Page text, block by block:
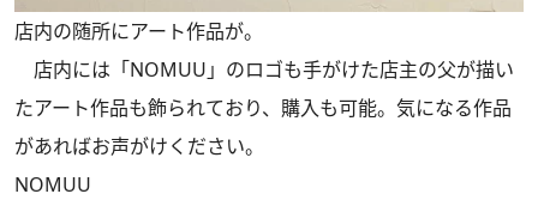
店内の随所にアート作品が。
店内には「NOMUU」のロゴも手がけた店主の父が描い
たアート作品も飾られており、購入も可能。気になる作品
があればお声がけください。
NOMUU